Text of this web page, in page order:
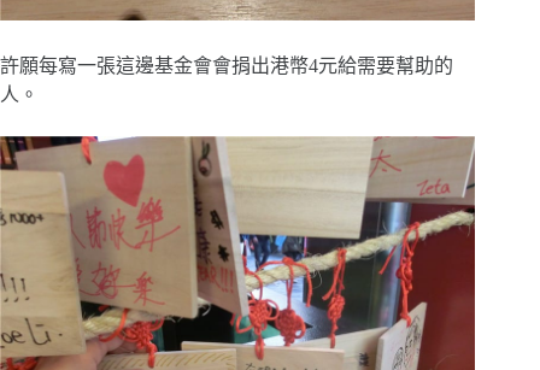
許願每寫一張這邊基金會會捐出港幣4元給需要幫助的
人。